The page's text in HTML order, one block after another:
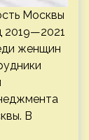
Москвы
2019—2021
женщин
В